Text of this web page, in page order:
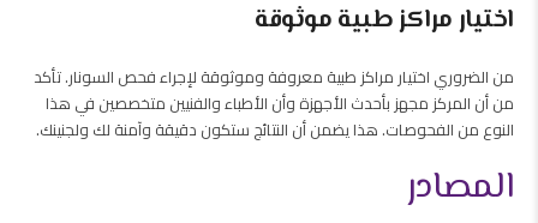
اختيار مراكز طبية موثوقة
من الضروري اختيار مراكز طبية معروفة وموثوقة لإجراء فحص السونار. تأكد
من أن المركز مجهز بأحدث الأجهزة وأن الأطباء والفنيين متخصصين في هذا
النوع من الفحوصات. هذا يضمن أن النتائج ستكون دقيقة وآمنة لك ولجنينك.
المصادر